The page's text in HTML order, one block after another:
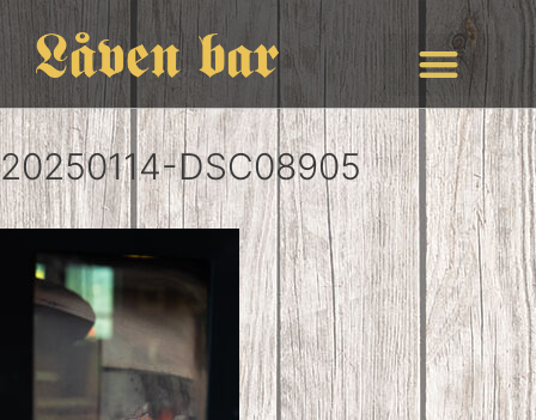
20250114-DSC08905